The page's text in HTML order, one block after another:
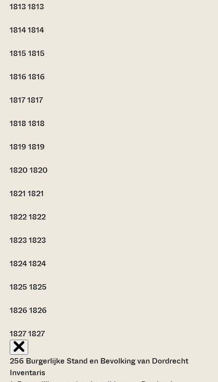
18131813
18141814
1815 1815
1816 1816
18171817
1818 1818
1819 1819
1820 1820
1821 1821
18221822
18231823
18241824
1825 1825
1826 1826
18271827
256 Burgerlijke Stand en Bevolking van Dordrecht
Inventaris